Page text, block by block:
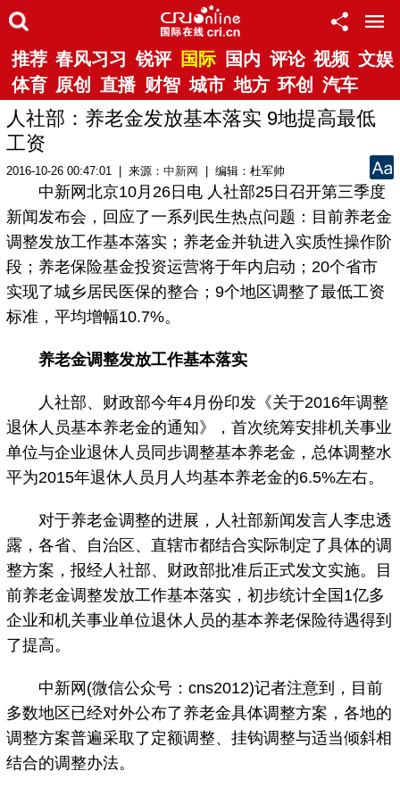
推荐 春风习习 锐评 国际 国内 评论 视频 文娱
体育 原创 直播 财智 城市 地方 环创 汽车
人社部：养老金发放基本落实 9地提高最低
工资
2016-10-26 00:47:01 | 来源：中新网 | 编辑：杜军帅
中新网北京10月26日电 人社部25日召开第三季度
新闻发布会，回应了一系列民生热点问题：目前养老金
调整发放工作基本落实；养老金并轨进入实质性操作阶
段；养老保险基金投资运营将于年内启动；20个省市
实现了城乡居民医保的整合；9个地区调整了最低工资
标准，平均增幅10.7%。
养老金调整发放工作基本落实
人社部、财政部今年4月份印发《关于2016年调整
退休人员基本养老金的通知》，首次统筹安排机关事业
单位与企业退休人员同步调整基本养老金，总体调整水
平为2015年退休人员月人均基本养老金的6.5%左右。
对于养老金调整的进展，人社部新闻发言人李忠透
露，各省、自治区、直辖市都结合实际制定了具体的调
整方案，报经人社部、财政部批准后正式发文实施。目
前养老金调整发放工作基本落实，初步统计全国1亿多
企业和机关事业单位退休人员的基本养老保险待遇得到
了提高。
中新网(微信公众号：cns2012)记者注意到，目前
多数地区已经对外公布了养老金具体调整方案，各地的
调整方案普遍采取了定额调整、挂钩调整与适当倾斜相
结合的调整办法。